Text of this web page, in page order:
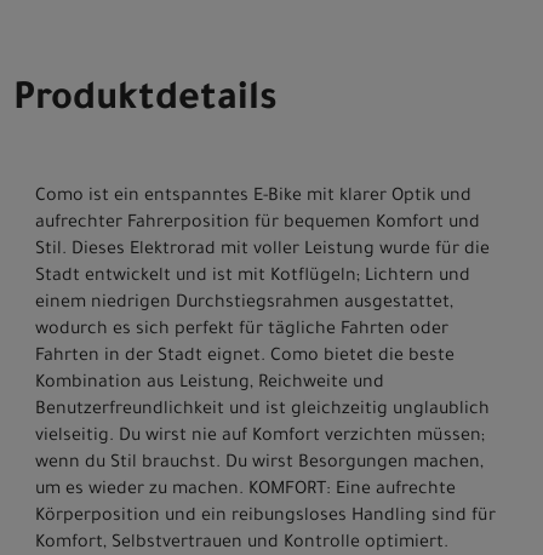
Produktdetails
Como ist ein entspanntes E-Bike mit klarer Optik und
aufrechter Fahrerposition für bequemen Komfort und
Stil. Dieses Elektrorad mit voller Leistung wurde für die
Stadt entwickelt und ist mit Kotflügeln; Lichtern und
einem niedrigen Durchstiegsrahmen ausgestattet,
wodurch es sich perfekt für tägliche Fahrten oder
Fahrten in der Stadt eignet. Como bietet die beste
Kombination aus Leistung, Reichweite und
Benutzerfreundlichkeit und ist gleichzeitig unglaublich
vielseitig. Du wirst nie auf Komfort verzichten müssen;
wenn du Stil brauchst. Du wirst Besorgungen machen,
um es wieder zu machen. KOMFORT: Eine aufrechte
Körperposition und ein reibungsloses Handling sind für
Komfort, Selbstvertrauen und Kontrolle optimiert.